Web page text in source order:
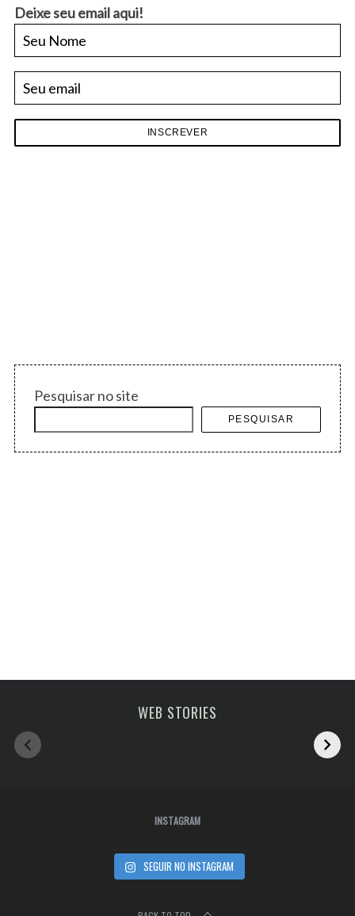
Deixe seu email aqui!
Pesquisar no site
PESQUISAR
WEB STORIES
Melhoras atrações
de Paris
viagem em fevereiro
INSTAGRAM
SEGUIR NO INSTAGRAM